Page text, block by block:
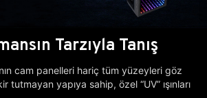
Tarzıyla Tanış
cam panelleri hariç tüm yüzeyleri göz
tutmayan yapıya sahip, özel “UV” ışınları